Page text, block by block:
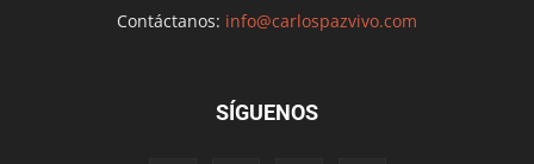
Contáctanos: info@carlospazvivo.com
SÍGUENOS